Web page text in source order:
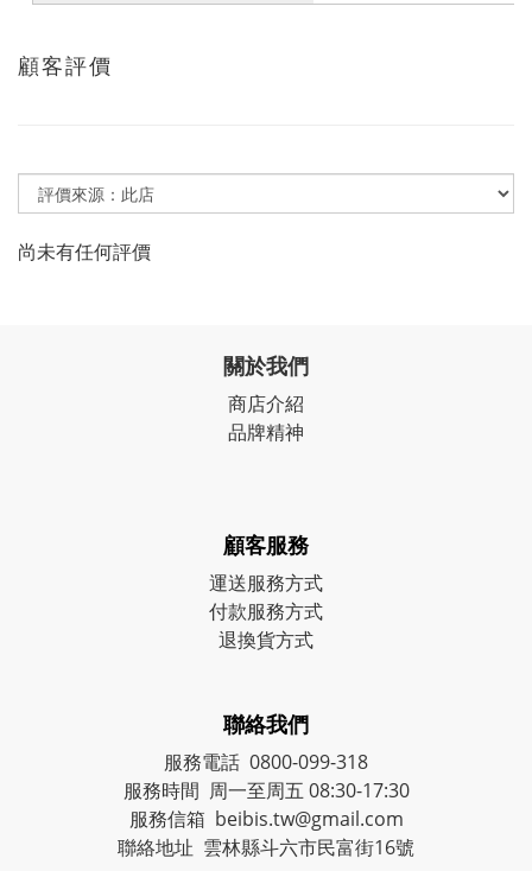
顧客評價
尚未有任何評價
關於我們
商店介紹
品牌精神
顧客服務
運送服務方式
付款服務方式
退換貨方式
聯絡我們
服務電話 0800-099-318
服務時間 周一至周五 08:30-17:30
服務信箱 beibis.tw@gmail.com
聯絡地址 雲林縣斗六市民富街16號